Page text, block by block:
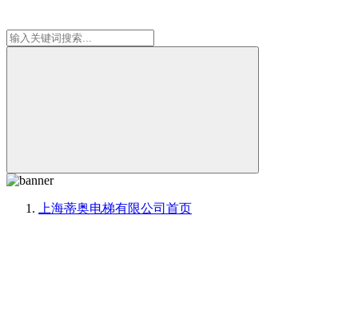
上海蒂奥电梯有限公司 首页